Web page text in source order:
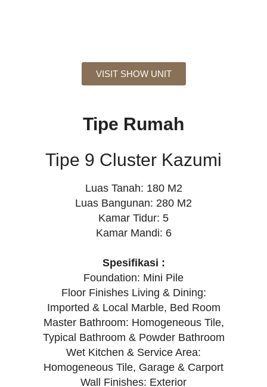
VISIT SHOW UNIT
Tipe Rumah
Tipe 9 Cluster Kazumi
Luas Tanah: 180 M2
Luas Bangunan: 280 M2
Kamar Tidur: 5
Kamar Mandi: 6
Spesifikasi :
Foundation: Mini Pile
Floor Finishes Living & Dining:
Imported & Local Marble, Bed Room
Master Bathroom: Homogeneous Tile,
Typical Bathroom & Powder Bathroom
Wet Kitchen & Service Area:
Homogeneous Tile, Garage & Carport
Wall Finishes: Exterior